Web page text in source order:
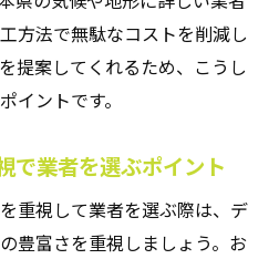
方法で無駄なコストを削減し
提案してくれるため、こうし
イントです。
で業者を選ぶポイント
重視して業者を選ぶ際は、デ
豊富さを重視しましょう。お